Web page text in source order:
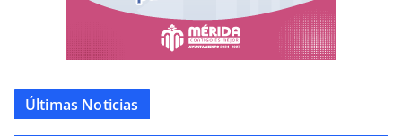
Últimas Noticias